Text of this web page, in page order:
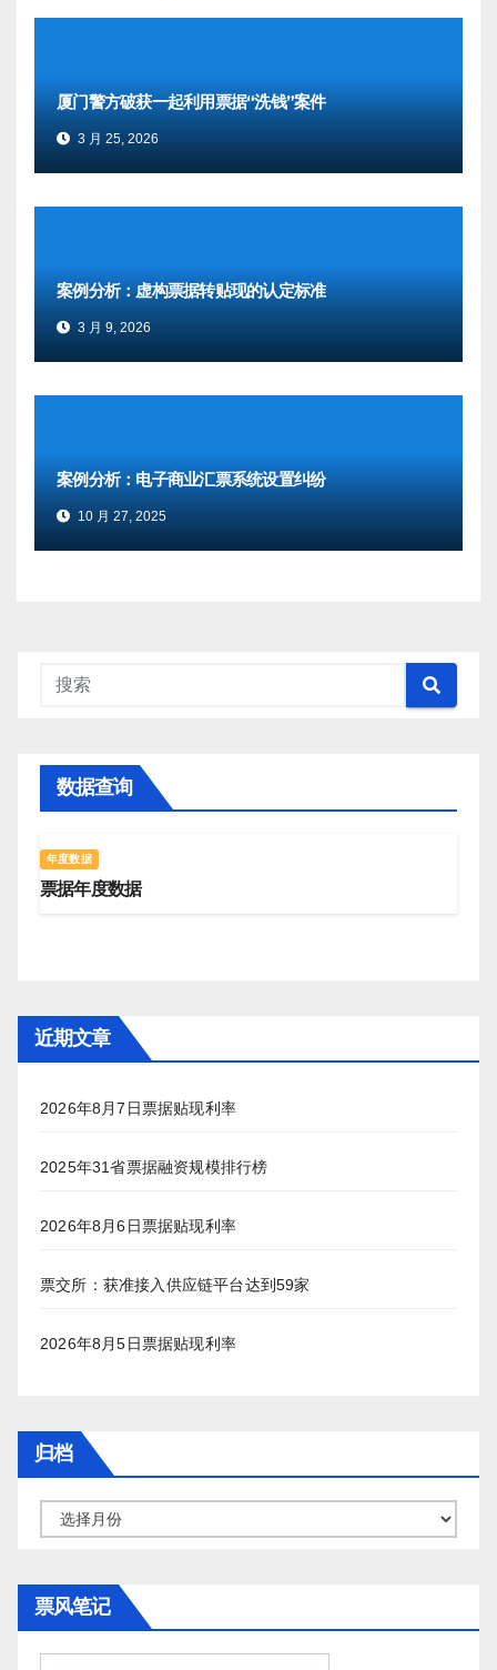
厦门警方破获一起利用票据“洗钱”案件
3 月 25, 2026
案例分析：虚构票据转贴现的认定标准
3 月 9, 2026
案例分析：电子商业汇票系统设置纠纷
10 月 27, 2025
数据查询
年度数据
票据年度数据
近期文章
2026年8月7日票据贴现利率
2025年31省票据融资规模排行榜
2026年8月6日票据贴现利率
票交所：获准接入供应链平台达到59家
2026年8月5日票据贴现利率
归档
档
票风笔记